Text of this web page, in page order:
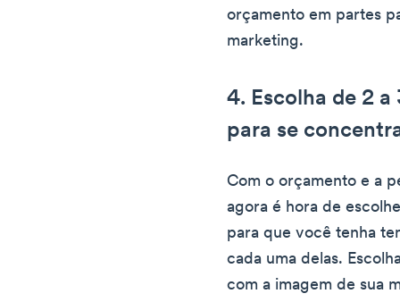
orçamento em partes
marketing.
4. Escolha de 2
para se
Com o orçamento e a
agora é hora de
para que você tenha
cada uma delas.
com a imagem de sua